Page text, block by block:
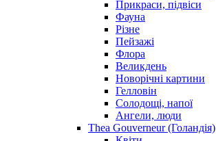
Прикраси, підвіси
Фауна
Різне
Пейзажі
Флора
Великдень
Новорічні картини
Гелловін
Солодощі, напої
Ангели, люди
Thea Gouverneur (Голандія)